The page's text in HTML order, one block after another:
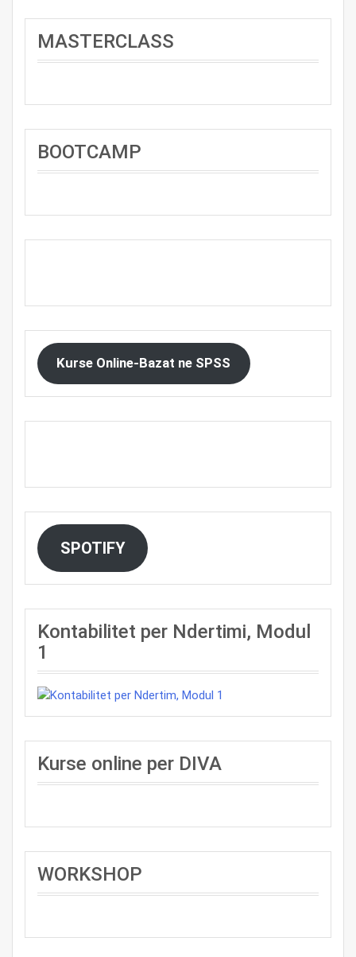
MASTERCLASS
BOOTCAMP
Kurse Online-Bazat ne SPSS
SPOTIFY
Kontabilitet per Ndertimi, Modul
1
Kurse online per DIVA
WORKSHOP